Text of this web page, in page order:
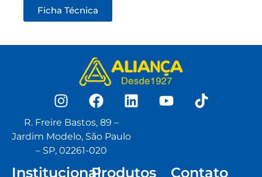
Ficha Técnica
R. Freire Bastos, 89 –
Jardim Modelo, São Paulo
– SP, 02261-020
InstitucionalProdutos Contato